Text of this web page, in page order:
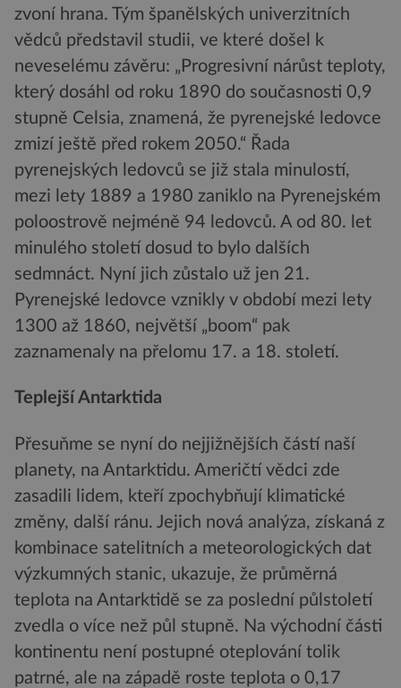
zvoní hrana. Tým španělských univerzitních
vědců představil studii, ve které došel k
neveselému závěru: „Progresivní nárůst teploty,
který dosáhl od roku 1890 do současnosti 0,9
stupně Celsia, znamená, že pyrenejské ledovce
zmizí ještě před rokem 2050.“ Řada
pyrenejských ledovců se již stala minulostí,
mezi lety 1889 a 1980 zaniklo na Pyrenejském
poloostrově nejméně 94 ledovců. A od 80. let
minulého století dosud to bylo dalších
sedmnáct. Nyní jich zůstalo už jen 21.
Pyrenejské ledovce vznikly v období mezi lety
1300 až 1860, největší „boom“ pak
zaznamenaly na přelomu 17. a 18. století.
Teplejší Antarktida
Přesuňme se nyní do nejjižnějších částí naší
planety, na Antarktidu. Američtí vědci zde
zasadili lidem, kteří zpochybňují klimatické
změny, další ránu. Jejich nová analýza, získaná z
kombinace satelitních a meteorologických dat
výzkumných stanic, ukazuje, že průměrná
teplota na Antarktidě se za poslední půlstoletí
zvedla o více než půl stupně. Na východní části
kontinentu není postupné oteplování tolik
patrné, ale na západě roste teplota o 0,17